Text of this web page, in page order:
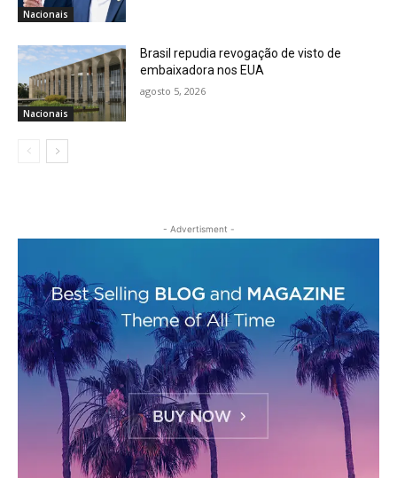
Nacionais
Nacionais
Brasil repudia revogação de visto de
embaixadora nos EUA
agosto 5, 2026
- Advertisment -